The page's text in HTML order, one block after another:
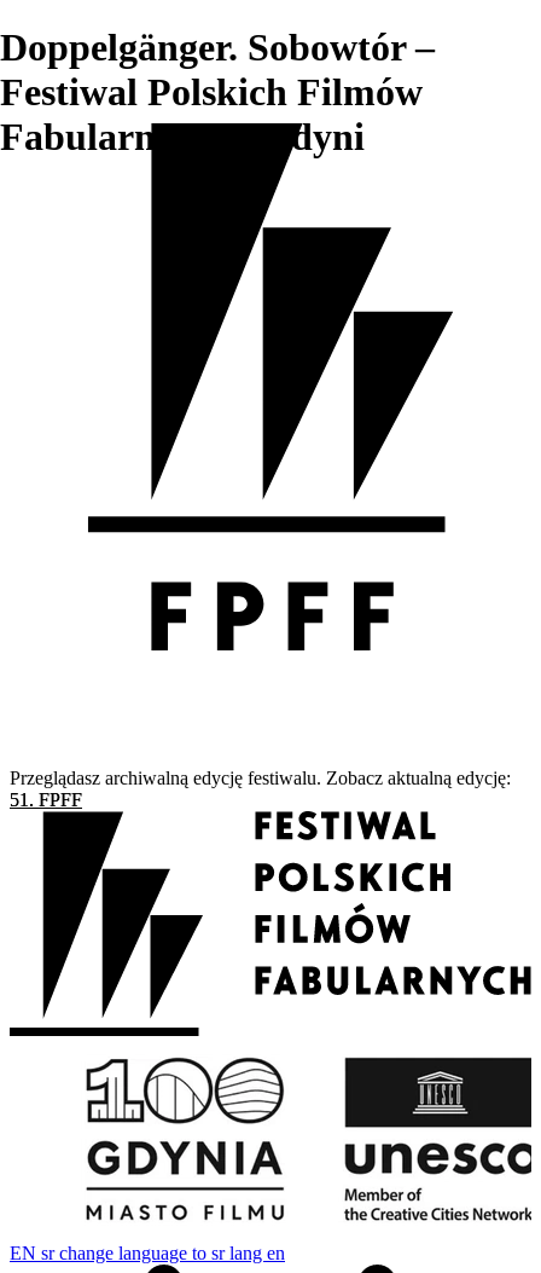
Doppelgänger. Sobowtór –
Festiwal Polskich Filmów
Fabularnych w Gdyni
Przeglądasz archiwalną edycję festiwalu. Zobacz aktualną edycję:
51. FPFF
EN sr change language to sr lang en